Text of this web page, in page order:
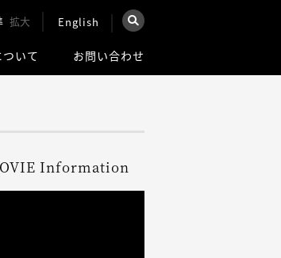
拡大 English
×
いて お問い合わせ
Information